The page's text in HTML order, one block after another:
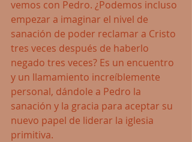
vemos con Pedro. ¿Podemos incluso
empezar a imaginar el nivel de
sanación de poder reclamar a Cristo
tres veces después de haberlo
negado tres veces? Es un encuentro
y un llamamiento increíblemente
personal, dándole a Pedro la
sanación y la gracia para aceptar su
nuevo papel de liderar la iglesia
primitiva.